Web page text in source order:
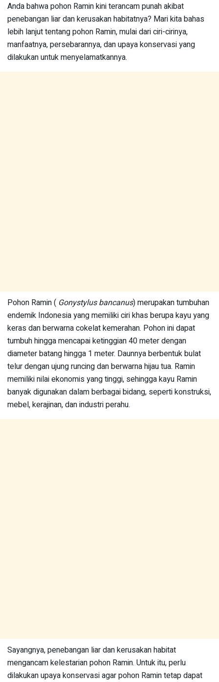
Anda bahwa pohon Ramin kini terancam punah akibat
penebangan liar dan kerusakan habitatnya? Mari kita bahas
lebih lanjut tentang pohon Ramin, mulai dari ciri-cirinya,
manfaatnya, persebarannya, dan upaya konservasi yang
dilakukan untuk menyelamatkannya.
Pohon Ramin ( Gonystylus bancanus) merupakan tumbuhan
endemik Indonesia yang memiliki ciri khas berupa kayu yang
keras dan berwarna cokelat kemerahan. Pohon ini dapat
tumbuh hingga mencapai ketinggian 40 meter dengan
diameter batang hingga 1 meter. Daunnya berbentuk bulat
telur dengan ujung runcing dan berwarna hijau tua. Ramin
memiliki nilai ekonomis yang tinggi, sehingga kayu Ramin
banyak digunakan dalam berbagai bidang, seperti konstruksi,
mebel, kerajinan, dan industri perahu.
Sayangnya, penebangan liar dan kerusakan habitat
mengancam kelestarian pohon Ramin. Untuk itu, perlu
dilakukan upaya konservasi agar pohon Ramin tetap dapat